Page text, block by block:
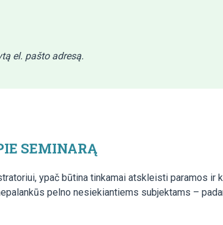
el. pašto adresą.
SEMINARĄ
ypač būtina tinkamai atskleisti paramos ir
pelno nesiekiantiems subjektams –